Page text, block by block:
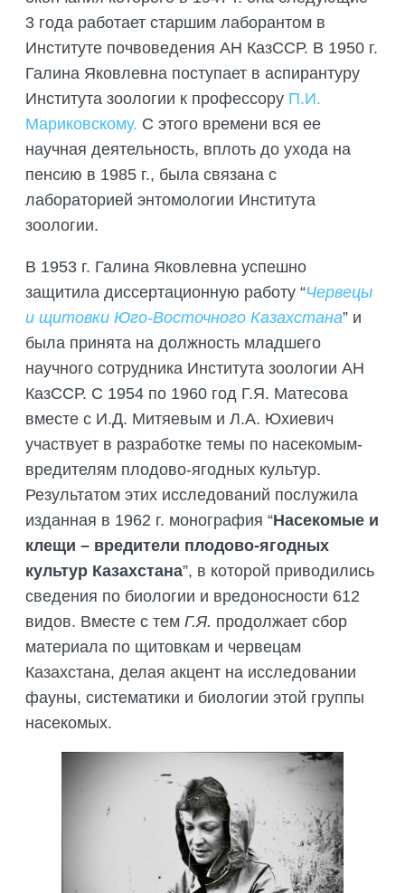
3 года работает старшим лаборантом в
Институте почвоведения АН КазССР. В 1950 г.
Галина Яковлевна поступает в аспирантуру
Института зоологии к профессору П.И.
Мариковскому. С этого времени вся ее
научная деятельность, вплоть до ухода на
пенсию в 1985 г., была связана с
лабораторией энтомологии Института
зоологии.
В 1953 г. Галина Яковлевна успешно
защитила диссертационную работу “Червецы
и щитовки Юго-Восточного Казахстана” и
была принята на должность младшего
научного сотрудника Института зоологии АН
КазССР. С 1954 по 1960 год Г.Я. Матесова
вместе с И.Д. Митяевым и Л.А. Юхиевич
участвует в разработке темы по насекомым-
вредителям плодово-ягодных культур.
Результатом этих исследований послужила
изданная в 1962 г. монография “Насекомые и
клещи – вредители плодово-ягодных
культур Казахстана”, в которой приводились
сведения по биологии и вредоносности 612
видов. Вместе с тем Г.Я. продолжает сбор
материала по щитовкам и червецам
Казахстана, делая акцент на исследовании
фауны, систематики и биологии этой группы
насекомых.